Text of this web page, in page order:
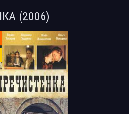
(2006)